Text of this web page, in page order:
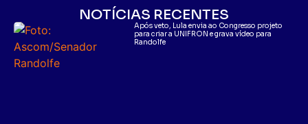
NOTÍCIAS RECENTES
Após veto, Lula envia ao Congresso projeto
para criar a UNIFRON e grava vídeo para
Randolfe